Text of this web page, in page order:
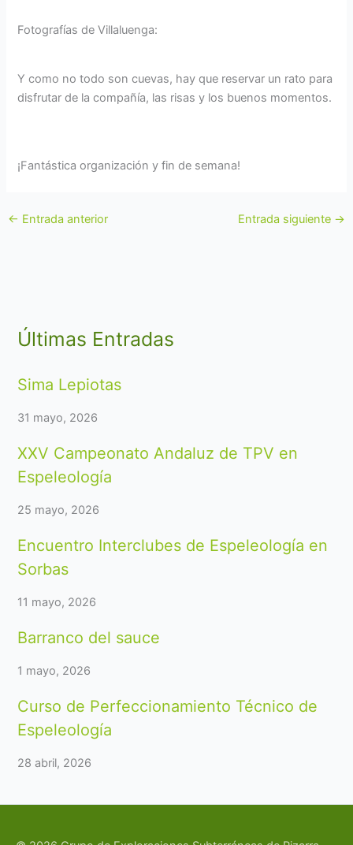
Fotografías de Villaluenga:
Y como no todo son cuevas, hay que reservar un rato para
disfrutar de la compañía, las risas y los buenos momentos.
¡Fantástica organización y fin de semana!
← Entrada anterior Entrada siguiente →
Últimas Entradas
Sima Lepiotas
31 mayo, 2026
XXV Campeonato Andaluz de TPV en
Espeleología
25 mayo, 2026
Encuentro Interclubes de Espeleología en
Sorbas
11 mayo, 2026
Barranco del sauce
1 mayo, 2026
Curso de Perfeccionamiento Técnico de
Espeleología
28 abril, 2026